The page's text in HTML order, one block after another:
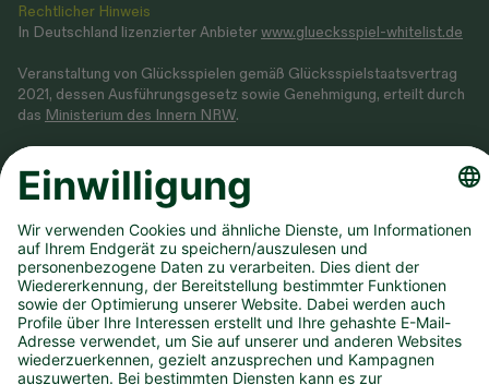
Downloads
Newsletter
Annahmestelle finden
Spielsperre
Dauertipp kündigen
Infos zum DLTB
Karriere
Rechtlicher Hinweis
In Deutschland lizenzierter Anbieterwww.gluecksspiel-whitelist.de
Veranstaltung von Glücksspielen gemäß Glücksspielstaatsvertrag
2021, dessen Ausführungsgesetz sowie Genehmigung, erteilt durch
das Ministerium des Innern NRW.
Teilnahme ab 18 Jahren. Glücksspiel kann süchtig machen! Hilfe und
Beratung unter BIÖG 0800 1372700 (kostenlos) oder
www.check-
dein-spiel.de.